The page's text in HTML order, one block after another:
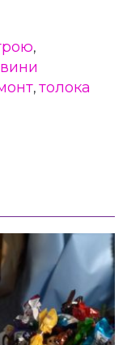
,
, толока